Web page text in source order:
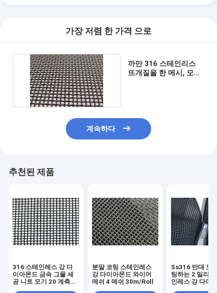
가장 저렴 한 가격 으로
까만 316 스테인리스
뜨개질을 한 메시, 모기
계속하다
추천된 제품
316 스테인레스 강 다
이아몬드 금속 그물 세
공 니트 모기 20 계측기
분말 코팅 스테인레스
강 다이아몬드 와이어
메쉬 4 메쉬 30m/Roll
Ss316 반대 도
팅하는 2 밀리
인레스 강 다이